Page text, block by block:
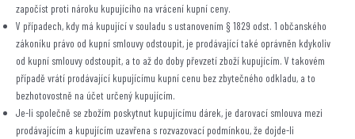
započíst proti nároku kupujícího na vrácení kupní ceny.
V případech, kdy má kupující v souladu s ustanovením § 1829 odst. 1 občanského
zákoníku právo od kupní smlouvy odstoupit, je prodávající také oprávněn kdykoliv
od kupní smlouvy odstoupit, a to až do doby převzetí zboží kupujícím. V takovém
případě vrátí prodávající kupujícímu kupní cenu bez zbytečného odkladu, a to
bezhotovostně na účet určený kupujícím.
Je-li společně se zbožím poskytnut kupujícímu dárek, je darovací smlouva mezi
prodávajícím a kupujícím uzavřena s rozvazovací podmínkou, že dojde-li